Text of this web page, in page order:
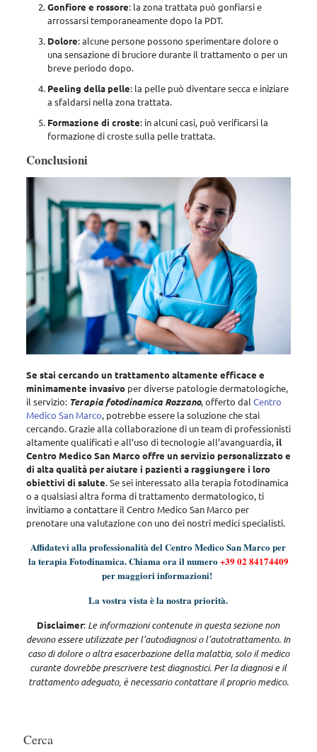
Gonfiore e rossore: la zona trattata può gonfiarsi e
arrossarsi temporaneamente dopo la PDT.
Dolore: alcune persone possono sperimentare dolore o
una sensazione di bruciore durante il trattamento o per un
breve periodo dopo.
Peeling della pelle: la pelle può diventare secca e iniziare
a sfaldarsi nella zona trattata.
Formazione di croste: in alcuni casi, può verificarsi la
formazione di croste sulla pelle trattata.
Conclusioni
Se stai cercando un trattamento altamente efficace e
minimamente invasivoper diverse patologie dermatologiche,
il servizio: Terapia fotodinamica Rozzano, offerto dal Centro
Medico San Marco, potrebbe essere la soluzione che stai
cercando. Grazie alla collaborazione di un team di professionisti
altamente qualificati e all’uso di tecnologie all’avanguardia,il
Centro Medico San Marco offre un servizio personalizzato e
di alta qualità per aiutare i pazienti a raggiungere i loro
obiettivi di salute. Se sei interessato alla terapia fotodinamica
o a qualsiasi altra forma di trattamento dermatologico, ti
invitiamo a contattare il Centro Medico San Marco per
prenotare una valutazione con uno dei nostri medici specialisti.
Affidatevi alla professionalità del Centro Medico San Marco per
la terapia Fotodinamica. Chiama ora il numero+39 02 84174409
per maggiori informazioni!
La vostra vista è la nostra priorità.
Disclaimer: Le informazioni contenute in questa sezione non
devono essere utilizzate per l’autodiagnosi o l’autotrattamento. In
caso di dolore o altra esacerbazione della malattia, solo il medico
curante dovrebbe prescrivere test diagnostici. Per la diagnosi e il
trattamento adeguato, è necessario contattare il proprio medico.
Cerca